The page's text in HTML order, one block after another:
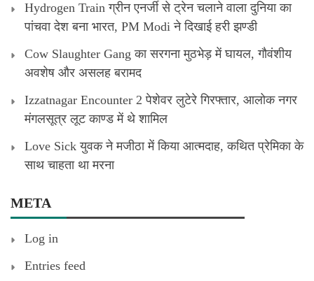
Hydrogen Train ग्रीन एनर्जी से ट्रेन चलाने वाला दुनिया का
पांचवा देश बना भारत, PM Modi ने दिखाई हरी झण्डी
Cow Slaughter Gang का सरगना मुठभेड़ में घायल, गौवंशीय
अवशेष और असलह बरामद
Izzatnagar Encounter 2 पेशेवर लुटेरे गिरफ्तार, आलोक नगर
मंगलसूत्र लूट काण्‍ड में थे शामिल
Love Sick युवक ने मजीठा में किया आत्मदाह, कथित प्रेमिका के
साथ चाहता था मरना
META
Log in
Entries feed